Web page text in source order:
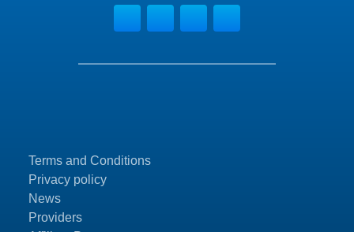
Terms and Conditions
Privacy policy
News
Providers